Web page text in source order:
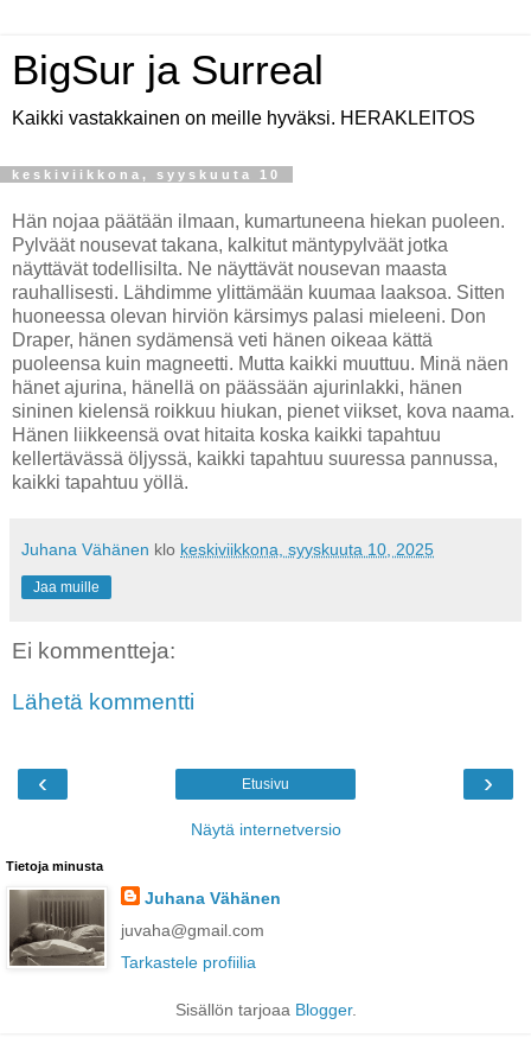
BigSur ja Surreal
Kaikki vastakkainen on meille hyväksi. HERAKLEITOS
keskiviikkona, syyskuuta 10
Hän nojaa päätään ilmaan, kumartuneena hiekan puoleen.
Pylväät nousevat takana, kalkitut mäntypylväät jotka
näyttävät todellisilta. Ne näyttävät nousevan maasta
rauhallisesti. Lähdimme ylittämään kuumaa laaksoa. Sitten
huoneessa olevan hirviön kärsimys palasi mieleeni. Don
Draper, hänen sydämensä veti hänen oikeaa kättä
puoleensa kuin magneetti. Mutta kaikki muuttuu. Minä näen
hänet ajurina, hänellä on päässään ajurinlakki, hänen
sininen kielensä roikkuu hiukan, pienet viikset, kova naama.
Hänen liikkeensä ovat hitaita koska kaikki tapahtuu
kellertävässä öljyssä, kaikki tapahtuu suuressa pannussa,
kaikki tapahtuu yöllä.
Juhana Vähänen klo keskiviikkona, syyskuuta 10, 2025
Jaa muille
Ei kommentteja:
Lähetä kommentti
‹ ›
Etusivu
Näytä internetversio
Tietoja minusta
Juhana Vähänen
juvaha@gmail.com
Tarkastele profiilia
Sisällön tarjoaa Blogger.